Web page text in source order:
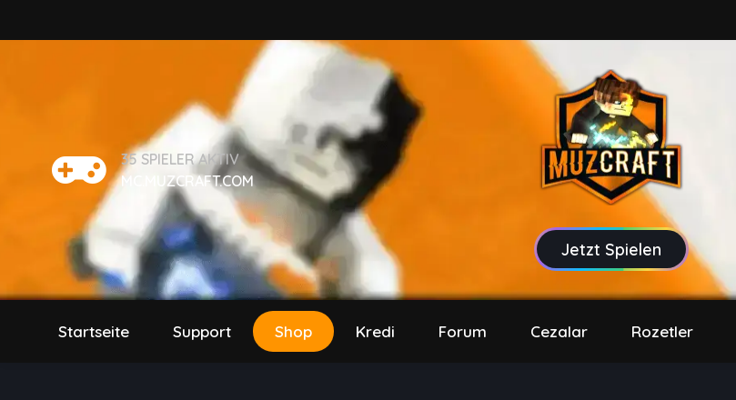
35 SPIELER AKTIV
MC.MUZCRAFT.COM
Jetzt Spielen
Startseite Support Shop Kredi Forum Cezalar Rozetler